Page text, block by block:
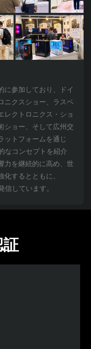
に参加しており、ドイ
ニクスショー、ラスベ
レクトロニクス・ショ
ショー、そして広州交
ットフォームを通じ
なコンセプトを紹介
力を継続的に高め、世
するとともに、
しています。
証